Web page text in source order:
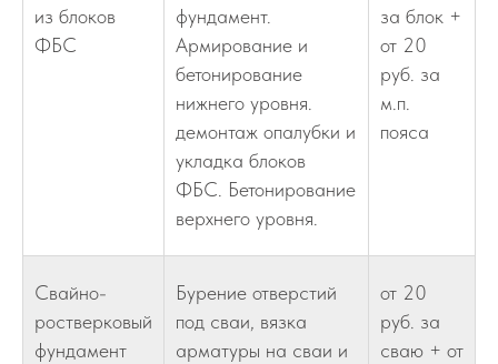
из блоков
ФБС
фундамент.
Армирование и
бетонирование
нижнего уровня.
демонтаж опалубки и
укладка блоков
ФБС. Бетонирование
верхнего уровня.
за блок +
от 20
руб. за
м.п.
пояса
Свайно-
ростверковый
фундамент
Бурение отверстий
под сваи, вязка
арматуры на сваи и
от 20
руб. за
сваю + от